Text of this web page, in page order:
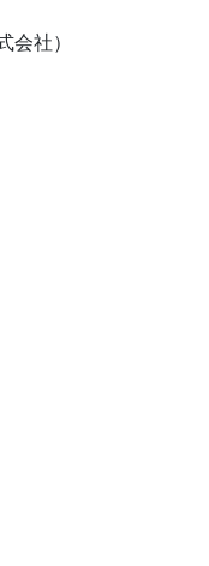
社）